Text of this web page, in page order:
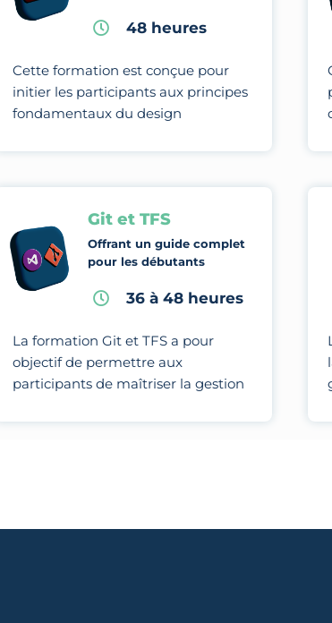
48 heures
Cette formation est conçue pour
initier les participants aux principes
fondamentaux du design
des techniques et des outils
Git et TFS
Offrant un guide complet
pour les débutants
36 à 48 heures
La formation Git et TFS a pour
objectif de permettre aux
participants de maîtriser la gestion
équipe en utilisant Git pour le